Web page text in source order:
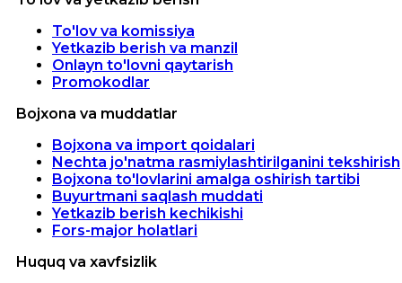
To'lov va komissiya
Yetkazib berish va manzil
Onlayn to'lovni qaytarish
Promokodlar
Bojxona va muddatlar
Bojxona va import qoidalari
Nechta jo'natma rasmiylashtirilganini tekshirish
Bojxona to'lovlarini amalga oshirish tartibi
Buyurtmani saqlash muddati
Yetkazib berish kechikishi
Fors-major holatlari
Huquq va xavfsizlik